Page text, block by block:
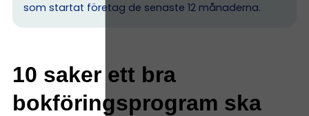
som startat företag de senaste 12 månaderna.
10 saker ett bra
bokföringsprogram ska